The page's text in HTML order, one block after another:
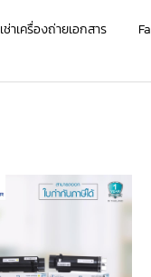
เช่าเครื่องถ่ายเอกสาร